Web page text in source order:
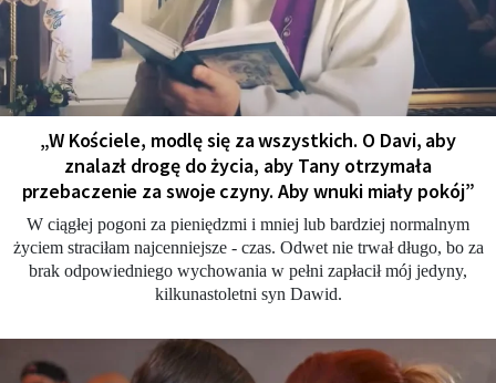
„W Kościele, modlę się za wszystkich. O Davi, aby
znalazł drogę do życia, aby Tany otrzymała
przebaczenie za swoje czyny. Aby wnuki miały pokój”
W ciągłej pogoni za pieniędzmi i mniej lub bardziej normalnym
życiem straciłam najcenniejsze - czas. Odwet nie trwał długo, bo za
brak odpowiedniego wychowania w pełni zapłacił mój jedyny,
kilkunastoletni syn Dawid.